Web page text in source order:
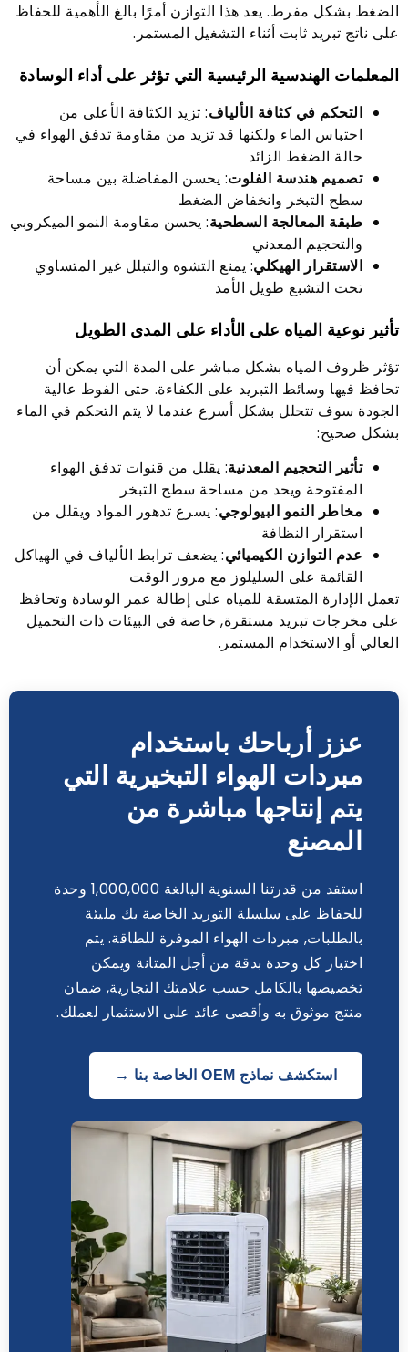
الضغط بشكل مفرط. يعد هذا التوازن أمرًا بالغ الأهمية للحفاظ
على ناتج تبريد ثابت أثناء التشغيل المستمر.
المعلمات الهندسية الرئيسية التي تؤثر على أداء الوسادة
التحكم في كثافة الألياف: تزيد الكثافة الأعلى من
احتباس الماء ولكنها قد تزيد من مقاومة تدفق الهواء في
حالة الضغط الزائد
تصميم هندسة الفلوت: يحسن المفاضلة بين مساحة
سطح التبخر وانخفاض الضغط
طبقة المعالجة السطحية: يحسن مقاومة النمو الميكروبي
والتحجيم المعدني
الاستقرار الهيكلي: يمنع التشوه والتبلل غير المتساوي
تحت التشبع طويل الأمد
تأثير نوعية المياه على الأداء على المدى الطويل
تؤثر ظروف المياه بشكل مباشر على المدة التي يمكن أن
تحافظ فيها وسائط التبريد على الكفاءة. حتى الفوط عالية
الجودة سوف تتحلل بشكل أسرع عندما لا يتم التحكم في الماء
بشكل صحيح:
تأثير التحجيم المعدنية: يقلل من قنوات تدفق الهواء
المفتوحة ويحد من مساحة سطح التبخر
مخاطر النمو البيولوجي: يسرع تدهور المواد ويقلل من
استقرار النظافة
عدم التوازن الكيميائي: يضعف ترابط الألياف في الهياكل
القائمة على السليلوز مع مرور الوقت
تعمل الإدارة المتسقة للمياه على إطالة عمر الوسادة وتحافظ
على مخرجات تبريد مستقرة, خاصة في البيئات ذات التحميل
العالي أو الاستخدام المستمر.
عزز أرباحك باستخدام
مبردات الهواء التبخيرية التي
يتم إنتاجها مباشرة من
المصنع
استفد من قدرتنا السنوية البالغة 1,000,000 وحدة
للحفاظ على سلسلة التوريد الخاصة بك مليئة
بالطلبات, مبردات الهواء الموفرة للطاقة. يتم
اختبار كل وحدة بدقة من أجل المتانة ويمكن
تخصيصها بالكامل حسب علامتك التجارية, ضمان
منتج موثوق به وأقصى عائد على الاستثمار لعملك.
استكشف نماذج OEM الخاصة بنا →